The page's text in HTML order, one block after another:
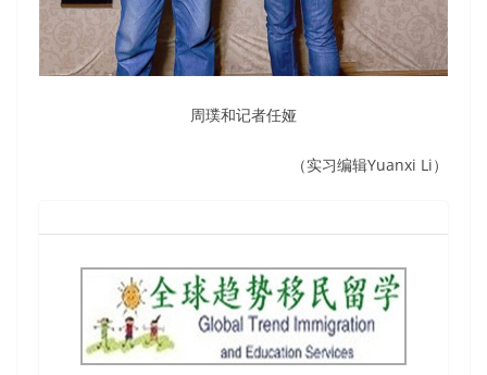
周璞和记者任娅
（实习编辑Yuanxi Li）